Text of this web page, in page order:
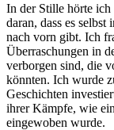
In der Stille hörte
daran, dass es
nach vorn gibt. Ich
Überraschungen in
verborgen sind, die
könnten. Ich wurde
Geschichten
ihrer Kämpfe, wie
eingewoben wurde.